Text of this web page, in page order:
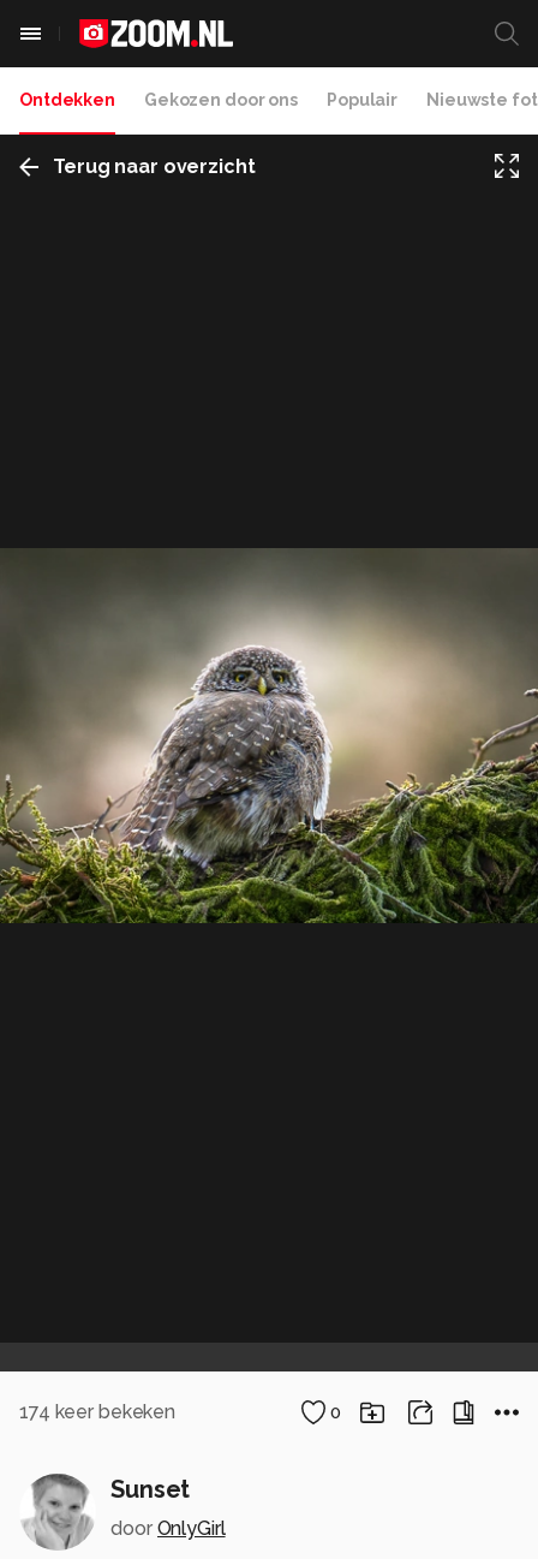
Ontdekken Gekozen door ons Populair Nieuwste
Terug naar overzicht
174 keer bekeken 0
Sunset
door OnlyGirl